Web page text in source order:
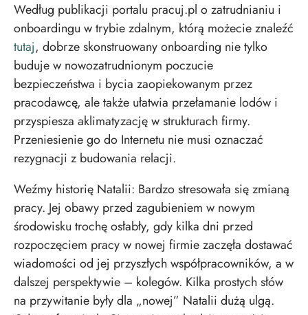
Według publikacji portalu pracuj.pl o zatrudnianiu i
onboardingu w trybie zdalnym, którą możecie znaleźć
tutaj, dobrze skonstruowany onboarding nie tylko
buduje w nowozatrudnionym poczucie
bezpieczeństwa i bycia zaopiekowanym przez
pracodawcę, aletakże ułatwia przełamanie lodów i
przyspiesza aklimatyzację w strukturach firmy.
Przeniesienie go do Internetu nie musi oznaczać
rezygnacji z budowania relacji.
Weźmy historię Natalii: Bardzo stresowała się zmianą
pracy. Jej obawy przed zagubieniem w nowym
środowisku trochę osłabły, gdy kilka dni przed
rozpoczęciem pracy w nowej firmie zaczęła dostawać
wiadomości od jej przyszłych współpracowników, a w
dalszej perspektywie – kolegów. Kilka prostych słów
na przywitanie były dla „nowej” Natalii dużą ulgą.